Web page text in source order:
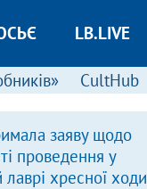
LB.LIVE
CultHub
заяву щодо
проведення у
лаврі хресної ходи